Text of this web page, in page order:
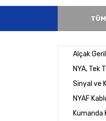
Alçak
NYA, Tek
Sinyal ve
NYAF
Kumanda